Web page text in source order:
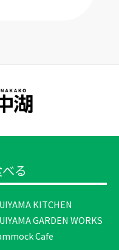
る
KITCHEN
GARDEN WORKS
Cafe